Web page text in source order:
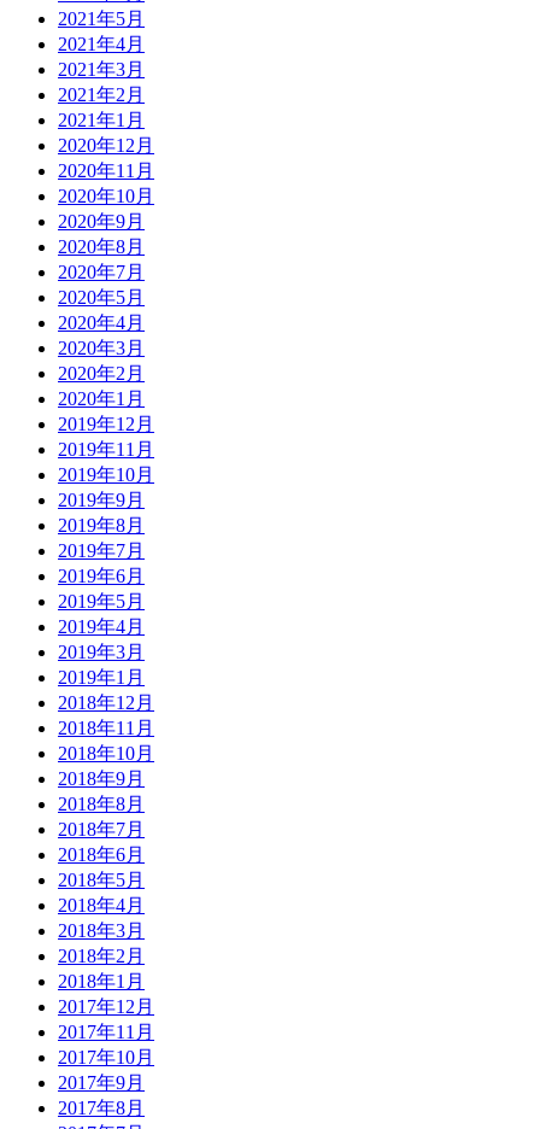
2021年5月
2021年4月
2021年3月
2021年2月
2021年1月
2020年12月
2020年11月
2020年10月
2020年9月
2020年8月
2020年7月
2020年5月
2020年4月
2020年3月
2020年2月
2020年1月
2019年12月
2019年11月
2019年10月
2019年9月
2019年8月
2019年7月
2019年6月
2019年5月
2019年4月
2019年3月
2019年1月
2018年12月
2018年11月
2018年10月
2018年9月
2018年8月
2018年7月
2018年6月
2018年5月
2018年4月
2018年3月
2018年2月
2018年1月
2017年12月
2017年11月
2017年10月
2017年9月
2017年8月